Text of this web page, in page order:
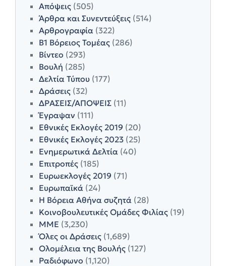
Απόψεις (505)
Άρθρα και Συνεντεύξεις (514)
Αρθρογραφία (322)
Β1 Βόρειος Τομέας (286)
Βίντεο (293)
Βουλή (285)
Δελτία Τύπου (177)
Δράσεις (32)
ΔΡΑΣΕΙΣ/ΑΠΟΨΕΙΣ (11)
Έγραψαν (111)
Εθνικές Εκλογές 2019 (20)
Εθνικές Εκλογές 2023 (25)
Ενημερωτικά Δελτία (40)
Επιτροπές (185)
Ευρωεκλογές 2019 (71)
Ευρωπαϊκά (24)
Η Βόρεια Αθήνα συζητά (28)
Κοινοβουλευτικές Ομάδες Φιλίας (19)
ΜΜΕ (3,230)
Όλες οι Δράσεις (1,689)
Ολομέλεια της Βουλής (127)
Ραδιόφωνο (1,120)